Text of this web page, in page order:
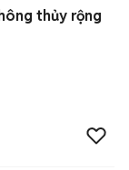
thủy rộng